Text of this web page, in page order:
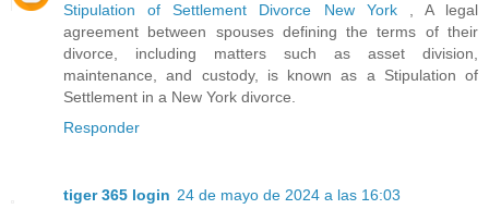
Stipulation of Settlement Divorce New York, A legal
agreement between spouses defining the terms of their
divorce, including matters such as asset division,
maintenance, and custody, is known as a Stipulation of
Settlement in a New York divorce.
Responder
tiger 365 login 24 de mayo de 2024 a las 16:03